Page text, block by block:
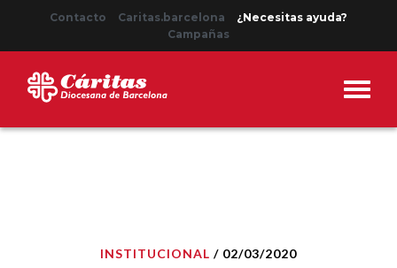
Contacto Caritas.barcelona
¿Necesitas ayuda?
Campañas
INSTITUCIONAL / 02/03/2020